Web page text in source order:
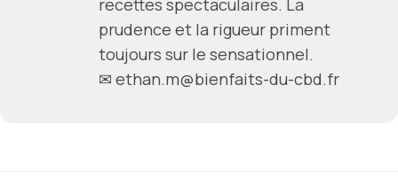
recettes spectaculaires. La
prudence et la rigueur priment
toujours sur le sensationnel.
✉ ethan.m@bienfaits-du-cbd.fr